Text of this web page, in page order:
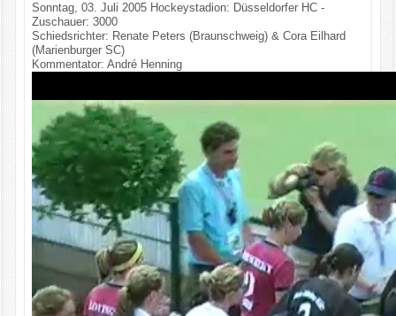
Sonntag, 03. Juli 2005 Hockeystadion: Düsseldorfer HC -
Zuschauer: 3000
Schiedsrichter: Renate Peters (Braunschweig) & Cora Eilhard
(Marienburger SC)
Kommentator: André Henning